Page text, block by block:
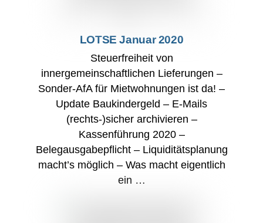
LOTSE Januar 2020
Steuerfreiheit von
innergemeinschaftlichen Lieferungen –
Sonder-AfA für Mietwohnungen ist da! –
Update Baukindergeld – E-Mails
(rechts-)sicher archivieren –
Kassenführung 2020 –
Belegausgabepflicht – Liquiditätsplanung
macht’s möglich – Was macht eigentlich
ein …